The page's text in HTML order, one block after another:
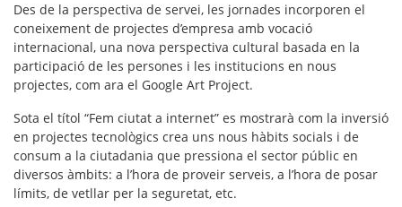
Des de la perspectiva de servei, les jornades incorporen el
coneixement de projectes d’empresa amb vocació
internacional, una nova perspectiva cultural basada en la
participació de les persones i les institucions en nous
projectes, com ara el Google Art Project.
Sota el títol “Fem ciutat a internet” es mostrarà com la inversió
en projectes tecnològics crea uns nous hàbits socials i de
consum a la ciutadania que pressiona el sector públic en
diversos àmbits: a l’hora de proveir serveis, a l’hora de posar
límits, de vetllar per la seguretat, etc.